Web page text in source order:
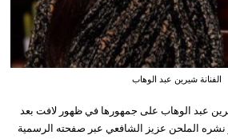
الفنانة شيرين عبد الوهاب
عبد الوهاب على جمهورها في ظهور لافت بعد
الملحن عزيز الشافعي عبر صفحته الرسمية